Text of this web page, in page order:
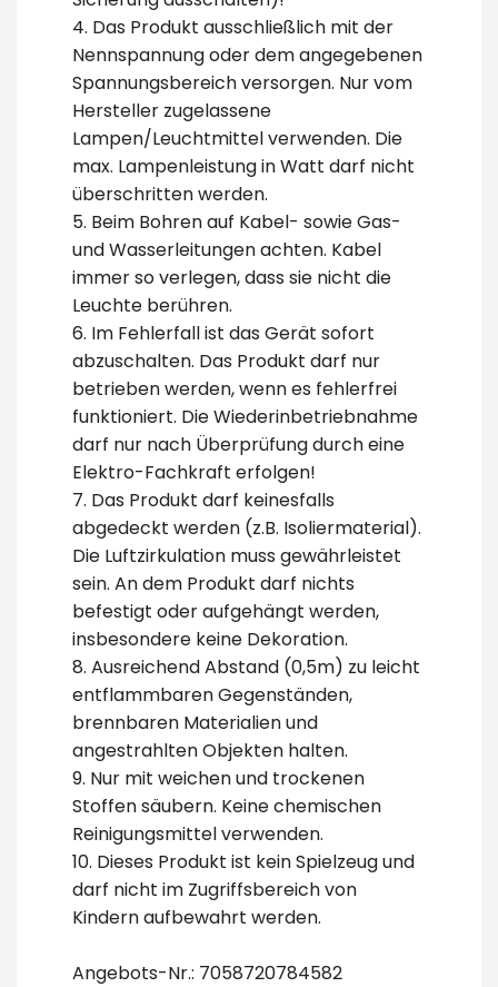
4. Das Produkt ausschließlich mit der
Nennspannung oder dem angegebenen
Spannungsbereich versorgen. Nur vom
Hersteller zugelassene
Lampen/Leuchtmittel verwenden. Die
max. Lampenleistung in Watt darf nicht
überschritten werden.
5. Beim Bohren auf Kabel- sowie Gas-
und Wasserleitungen achten. Kabel
immer so verlegen, dass sie nicht die
Leuchte berühren.
6. Im Fehlerfall ist das Gerät sofort
abzuschalten. Das Produkt darf nur
betrieben werden, wenn es fehlerfrei
funktioniert. Die Wiederinbetriebnahme
darf nur nach Überprüfung durch eine
Elektro-Fachkraft erfolgen!
7. Das Produkt darf keinesfalls
abgedeckt werden (z.B. Isoliermaterial).
Die Luftzirkulation muss gewährleistet
sein. An dem Produkt darf nichts
befestigt oder aufgehängt werden,
insbesondere keine Dekoration.
8. Ausreichend Abstand (0,5m) zu leicht
entflammbaren Gegenständen,
brennbaren Materialien und
angestrahlten Objekten halten.
9. Nur mit weichen und trockenen
Stoffen säubern. Keine chemischen
Reinigungsmittel verwenden.
10. Dieses Produkt ist kein Spielzeug und
darf nicht im Zugriffsbereich von
Kindern aufbewahrt werden.
Angebots-Nr.: 7058720784582